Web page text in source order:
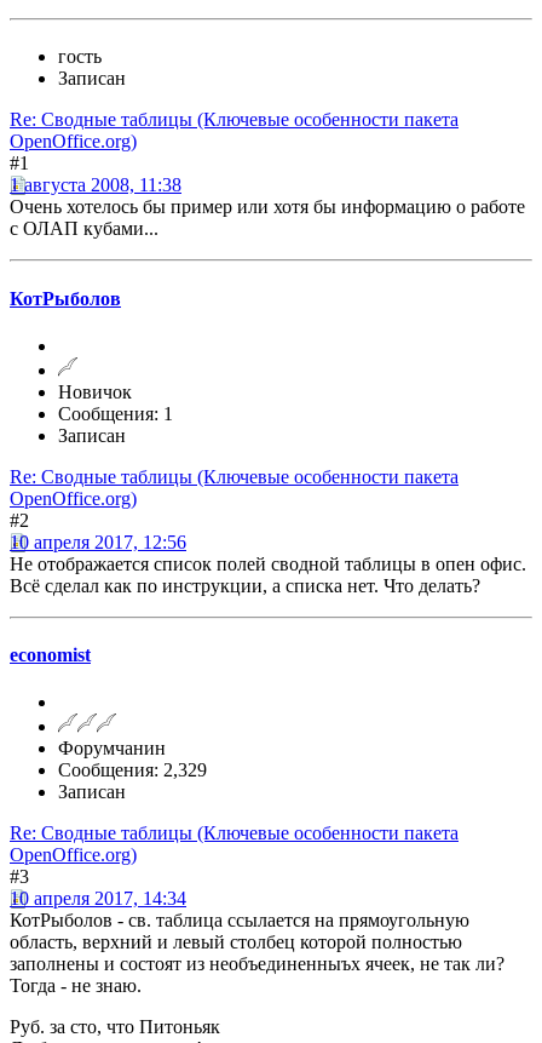
гость
Записан
Re: Сводные таблицы (Ключевые особенности пакета
OpenOffice.org)
#1
1 августа 2008, 11:38
Очень хотелось бы пример или хотя бы информацию о работе
с ОЛАП кубами...
КотРыболов
Новичок
Сообщения: 1
Записан
Re: Сводные таблицы (Ключевые особенности пакета
OpenOffice.org)
#2
10 апреля 2017, 12:56
Не отображается список полей сводной таблицы в опен офис.
Всё сделал как по инструкции, а списка нет. Что делать?
economist
Форумчанин
Сообщения: 2,329
Записан
Re: Сводные таблицы (Ключевые особенности пакета
OpenOffice.org)
#3
10 апреля 2017, 14:34
КотРыболов - св. таблица ссылается на прямоугольную
область, верхний и левый столбец которой полностью
заполнены и состоят из необъединенныъх ячеек, не так ли?
Тогда - не знаю.
Руб. за сто, что Питоньяк